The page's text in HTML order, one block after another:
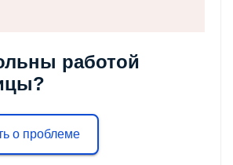
работой
о проблеме